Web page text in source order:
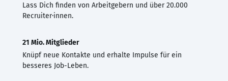
Lass Dich finden von Arbeitgebern und über 20.000
Recruiter·innen.
21 Mio. Mitglieder
Knüpf neue Kontakte und erhalte Impulse für ein
besseres Job-Leben.